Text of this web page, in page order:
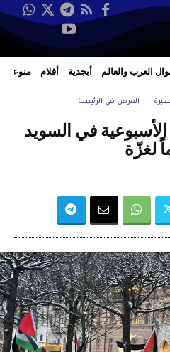
العرب والعالم أبجدية أقلام منوعات
العرض في الرئيسة
في السويد
لغزّة